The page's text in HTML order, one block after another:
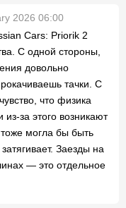
2026 06:00
Cars: Priorik 2
С одной стороны,
довольно
тачки. С
что физика
за этого возникают
могла бы быть
Заезды на
— это отдельное